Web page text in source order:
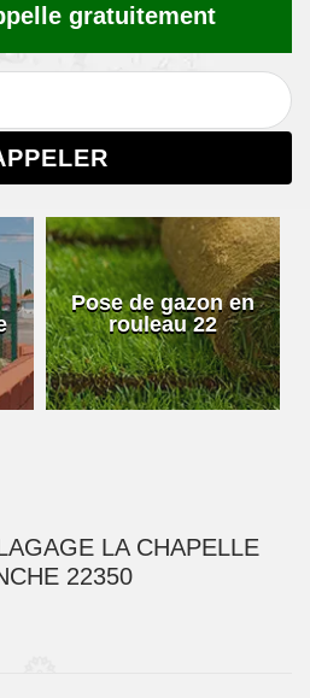
gratuitement
Pose de gazon en
rouleau 22
LA CHAPELLE
22350